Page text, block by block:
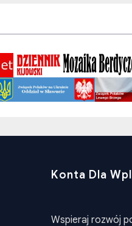
Konta Dla
Wspieraj rozwój